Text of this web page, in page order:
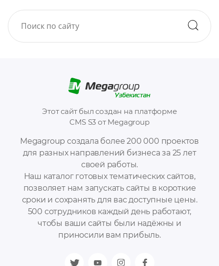
Megagroup создала более 200 000 проектов
для разных направлений бизнеса за 25 лет
своей работы.
Наш каталог готовых тематических сайтов,
позволяет нам запускать сайты в короткие
сроки и сохранять для вас доступные цены.
500 сотрудников каждый день работают,
чтобы ваши сайты были надёжны и
приносили вам прибыль.
Этот сайт был создан на платформе
CMS S3 от Megagroup